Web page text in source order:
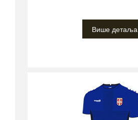
Више детаља